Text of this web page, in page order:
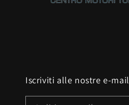
Iscriviti alle nostre e-mail